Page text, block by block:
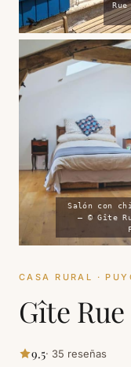
Salón con
— © Gîte
CASA RURAL ·
Gîte
9.5· 35 reseñas